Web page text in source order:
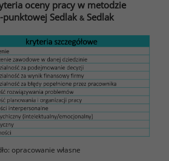
oceny pracy w metodzie
punktowej Sedlak & Sedlak
opracowanie własne